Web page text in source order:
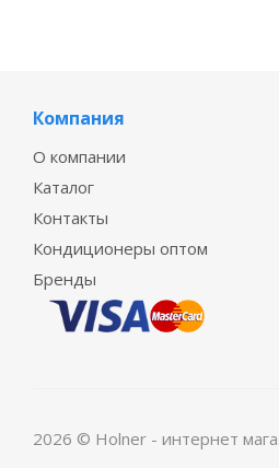
Компания
О компании
Каталог
Контакты
Кондиционеры оптом
Бренды
2026 © Holner - интернет